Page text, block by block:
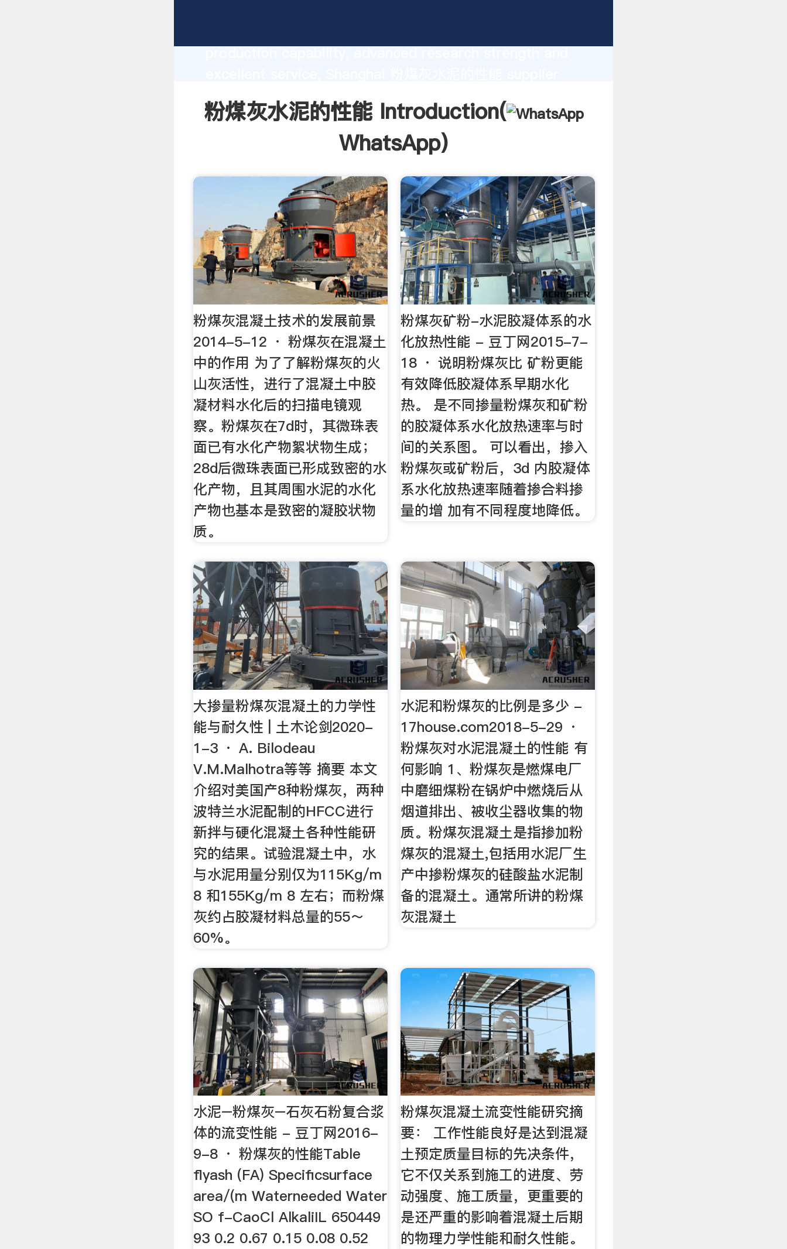
create the value and bring values to all of customers.
粉煤灰水泥的性能 Introduction(
WhatsApp)
粉煤灰混凝土技术的发展前景
2014-5-12 · 粉煤灰在混凝土
中的作用 为了了解粉煤灰的火
山灰活性，进行了混凝土中胶
凝材料水化后的扫描电镜观
察。粉煤灰在7d时，其微珠表
面已有水化产物絮状物生成；
28d后微珠表面已形成致密的水
化产物，且其周围水泥的水化
产物也基本是致密的凝胶状物
质。
粉煤灰矿粉-水泥胶凝体系的水
化放热性能 - 豆丁网2015-7-
18 · 说明粉煤灰比 矿粉更能
有效降低胶凝体系早期水化
热。 是不同掺量粉煤灰和矿粉
的胶凝体系水化放热速率与时
间的关系图。 可以看出，掺入
粉煤灰或矿粉后，3d 内胶凝体
系水化放热速率随着掺合料掺
量的增 加有不同程度地降低。
大掺量粉煤灰混凝土的力学性
能与耐久性 | 土木论剑2020-
1-3 · A. Bilodeau
V.M.Malhotra等等 摘要 本文
介绍对美国产8种粉煤灰，两种
波特兰水泥配制的HFCC进行
新拌与硬化混凝土各种性能研
究的结果。试验混凝土中，水
与水泥用量分别仅为115Kg/m
8 和155Kg/m 8 左右；而粉煤
灰约占胶凝材料总量的55～
60%。
水泥和粉煤灰的比例是多少 -
17house.com2018-5-29 ·
粉煤灰对水泥混凝土的性能 有
何影响 1、粉煤灰是燃煤电厂
中磨细煤粉在锅炉中燃烧后从
烟道排出、被收尘器收集的物
质。粉煤灰混凝土是指掺加粉
煤灰的混凝土,包括用水泥厂生
产中掺粉煤灰的硅酸盐水泥制
备的混凝土。通常所讲的粉煤
灰混凝土
水泥–粉煤灰–石灰石粉复合浆
体的流变性能 - 豆丁网2016-
9-8 · 粉煤灰的性能Table
flyash (FA) Specificsurface
area/(m Waterneeded Water
SO f-CaoCl AlkaliIL 650449
93 0.2 0.67 0.15 0.08 0.52
粉煤灰混凝土流变性能研究摘
要： 工作性能良好是达到混凝
土预定质量目标的先决条件，
它不仅关系到施工的进度、劳
动强度、施工质量，更重要的
是还严重的影响着混凝土后期
的物理力学性能和耐久性能。